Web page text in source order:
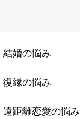
結婚の悩み
復縁の悩み
遠距離恋愛の悩み